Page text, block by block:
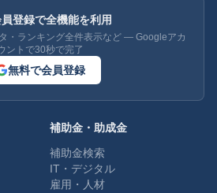
登録で全機能を利用
・ランキング全件表示など — Googleアカ
ントで30秒で完了
無料で会員登録
補助金・助成金
補助金検索
IT・デジタル
雇用・人材